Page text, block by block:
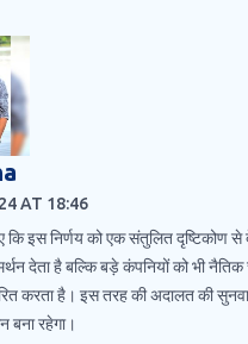
AT 18:46
कि इस निर्णय को एक संतुलित दृष्टिकोण
देता है बल्कि बड़े कंपनियों को भी नैतिक
करता है। इस तरह की अदालत की
बना रहेगा।